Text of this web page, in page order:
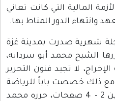
بسبب الأزمة المالية التي كانت تعاني
وانتهاء الدور المناط بها.
شهرية صدرت بمدينة غزة
ومحررها الشيخ محمد أبو سردانة،
لا تجيد فنون التحرير
ومع ذلك خصصت باباً للرياضة
المحلية، يتراوح حجمه ما بين 2 - 4 صفحات، حرره محمد